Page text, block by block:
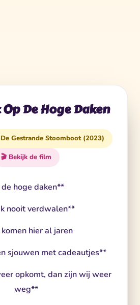
De Hoge Daken
Gestrande Stoomboot (2023)
🎬 Bekijk de film
hoge daken**
nooit verdwalen**
hier al jaren
sjouwen met cadeautjes**
opkomt, dan zijn wij weer
weg**